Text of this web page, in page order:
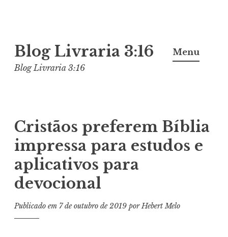
para
o
Blog Livraria 3:16
Blog Livraria 3:16
Menu
Cristãos preferem Bíblia
impressa para estudos e
aplicativos para
devocional
Publicado em 7 de outubro de 2019 porHebert Melo